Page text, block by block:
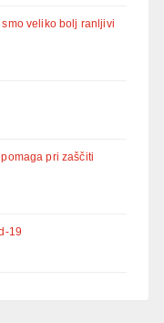
veliko bolj ranljivi
pri zaščiti
19